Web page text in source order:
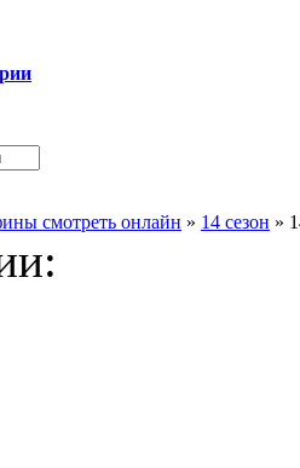
смотреть онлайн » 14 сезон »